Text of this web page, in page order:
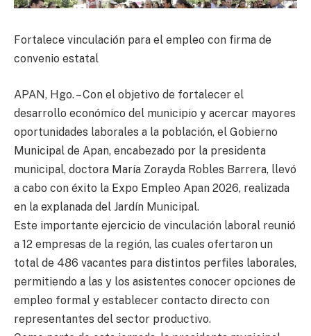
Fortalece vinculación para el empleo con firma de
convenio estatal
APAN, Hgo. – Con el objetivo de fortalecer el
desarrollo económico del municipio y acercar mayores
oportunidades laborales a la población, el Gobierno
Municipal de Apan, encabezado por la presidenta
municipal, doctora María Zorayda Robles Barrera, llevó
a cabo con éxito la Expo Empleo Apan 2026, realizada
en la explanada del Jardín Municipal.
Este importante ejercicio de vinculación laboral reunió
a 12 empresas de la región, las cuales ofertaron un
total de 486 vacantes para distintos perfiles laborales,
permitiendo a las y los asistentes conocer opciones de
empleo formal y establecer contacto directo con
representantes del sector productivo.